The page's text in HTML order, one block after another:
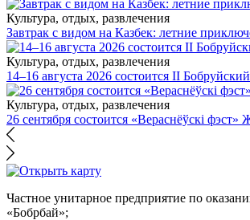
Культура, отдых, развлечения
Завтрак с видом на Казбек: летние
Культура, отдых, развлечения
14–16 августа 2026 состоится II
Культура, отдых, развлечения
26 сентября состоится «Вераснёўскі фэст»
Частное унитарное предприятие по
«Бобрбай»;